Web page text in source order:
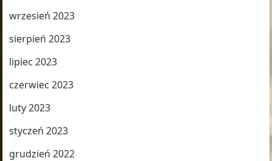
wrzesień 2023
sierpień 2023
lipiec 2023
czerwiec 2023
luty 2023
styczeń 2023
grudzień 2022